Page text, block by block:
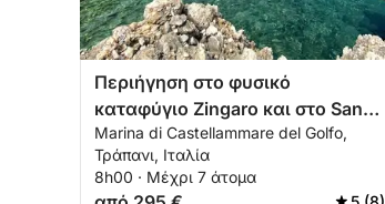
Περιήγηση στο φυσικό
καταφύγιο Zingaro και στο San
Vito Lo Capo
Marina di Castellammare del Golfo,
Τράπανι, Ιταλία
8h00 · Μέχρι 7 άτομα